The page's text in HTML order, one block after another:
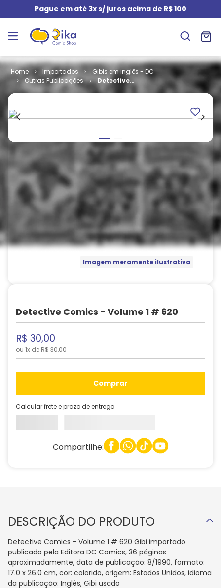
Pague em até 3x s/ juros acima de R$ 100
Importados
Gibis em inglês - DC
Outras Publicações
Detective
Comics -
620
Imagem meramente ilustrativa
Detective Comics - Volume 1 # 620
R$ 30,00
ou 1x de R$ 30,00
comprar
Calcular frete e prazo de entrega
Compartilhe:
DESCRIÇÃO DO PRODUTO
Detective Comics - Volume 1 # 620 Gibi importado
publicado pela Editora DC Comics, 36 páginas
aproximadamente, data de publicação: 8/1990, formato:
17.0 x 26.0 cm, cor: colorido, origem: Estados Unidos, idioma
da publicação: Inglês, Gibi usado